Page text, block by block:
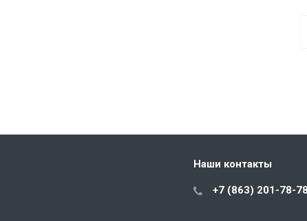
Наши контакты
+7 (863) 201-78-78